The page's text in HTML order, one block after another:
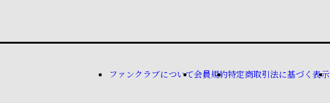
ファンクラブについて会員規約特定商取引法に基づく表示